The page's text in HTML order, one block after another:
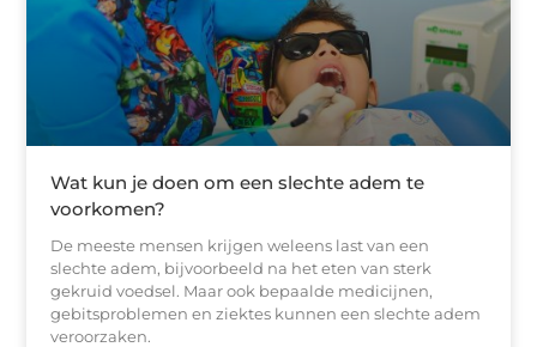
Wat kun je doen om een slechte adem te
voorkomen?
De meeste mensen krijgen weleens last van een
slechte adem, bijvoorbeeld na het eten van sterk
gekruid voedsel. Maar ook bepaalde medicijnen,
gebitsproblemen en ziektes kunnen een slechte adem
veroorzaken.